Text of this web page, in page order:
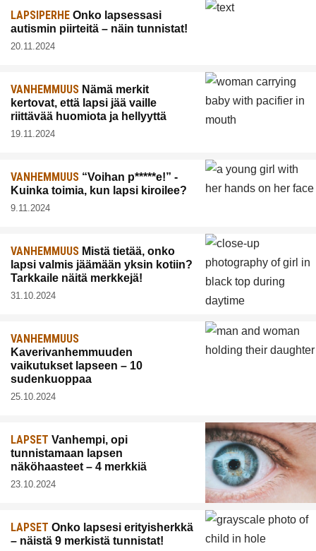
LAPSIPERHE Onko lapsessasi
autismin piirteitä – näin tunnistat!
20.11.2024
VANHEMMUUS Nämä merkit
kertovat, että lapsi jää vaille
riittävää huomiota ja hellyyttä
19.11.2024
VANHEMMUUS “Voihan p*****e!” -
Kuinka toimia, kun lapsi kiroilee?
9.11.2024
VANHEMMUUS Mistä tietää, onko
lapsi valmis jäämään yksin kotiin?
Tarkkaile näitä merkkejä!
31.10.2024
VANHEMMUUS
Kaverivanhemmuuden
vaikutukset lapseen – 10
sudenkuoppaa
25.10.2024
LAPSET Vanhempi, opi
tunnistamaan lapsen
näköhaasteet – 4 merkkiä
23.10.2024
LAPSET Onko lapsesi erityisherkkä
– näistä 9 merkistä tunnistat!